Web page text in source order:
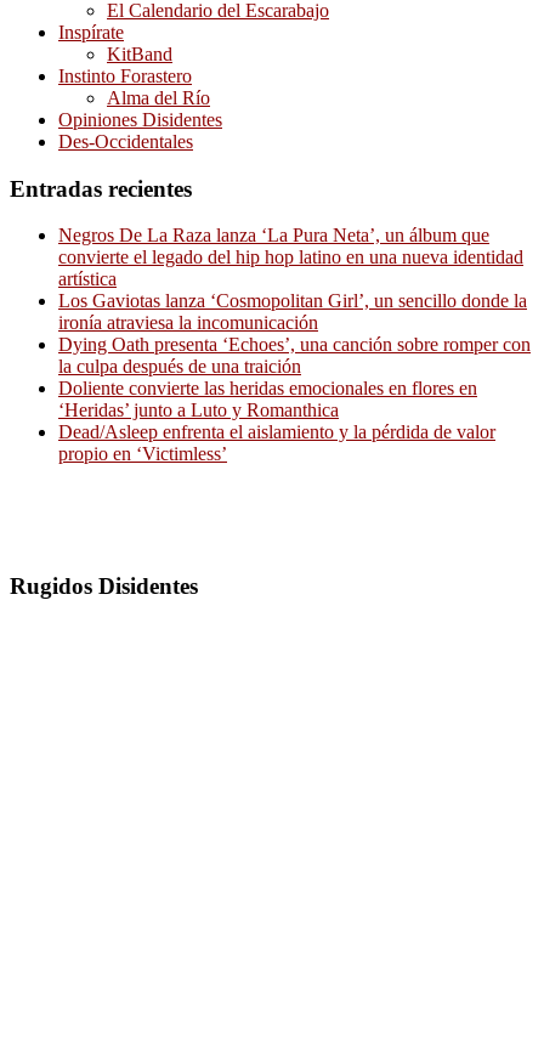
El Calendario del Escarabajo
Inspírate
KitBand
Instinto Forastero
Alma del Río
Opiniones Disidentes
Des-Occidentales
Entradas recientes
Negros De La Raza lanza ‘La Pura Neta’, un álbum que
convierte el legado del hip hop latino en una nueva identidad
artística
Los Gaviotas lanza ‘Cosmopolitan Girl’, un sencillo donde la
ironía atraviesa la incomunicación
Dying Oath presenta ‘Echoes’, una canción sobre romper con
la culpa después de una traición
Doliente convierte las heridas emocionales en flores en
‘Heridas’ junto a Luto y Romanthica
Dead/Asleep enfrenta el aislamiento y la pérdida de valor
propio en ‘Victimless’
Rugidos Disidentes